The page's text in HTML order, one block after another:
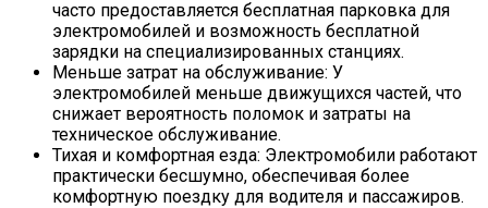
часто предоставляется бесплатная парковка для
электромобилей и возможность бесплатной
зарядки на специализированных станциях.
Меньше затрат на обслуживание: У
электромобилей меньше движущихся частей, что
снижает вероятность поломок и затраты на
техническое обслуживание.
Тихая и комфортная езда: Электромобили работают
практически бесшумно, обеспечивая более
комфортную поездку для водителя и пассажиров.